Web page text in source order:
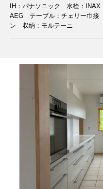
IH：パナソニック 水栓：
AEG テーブル：チェリー巾
ン 収納：モルテーニ